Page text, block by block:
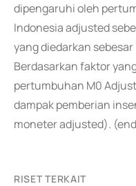
dipengaruhi oleh
Indonesia adjusted
yang diedarkan sebesar
Berdasarkan faktor
pertumbuhan M0
dampak pemberian
moneter adjusted).
RISET TERKAIT